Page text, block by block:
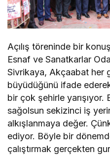
Açılış töreninde bir
Esnaf ve Sanatkarlar
Sivrikaya, Akçaabat her
büyüdüğünü ifade
bir çok şehirle
sağolsun sekizinci iş
alkışlanmaya değer.
ediyor. Böyle bir
çalıştırmak gerçekten